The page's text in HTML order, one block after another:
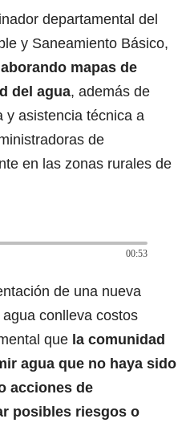
departamental del
y Saneamiento Básico,
mapas de
del agua, además de
y asistencia técnica a
de
en las zonas rurales de
00:53
de una nueva
conlleva costos
que la comunidad
agua que no haya sido
acciones de
posibles riesgos o